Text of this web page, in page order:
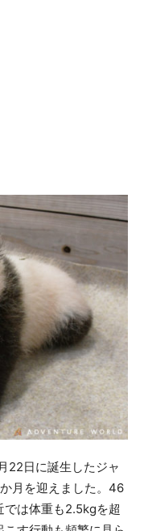
22日に誕生したジャ
月を迎えました。46
では体重も2.5kgを超